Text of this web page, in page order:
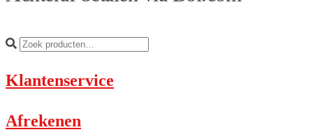
Klantenservice
Afrekenen